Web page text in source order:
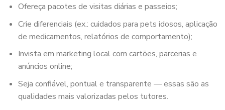
Ofereça pacotes de visitas diárias e passeios;
Crie diferenciais (ex.: cuidados para pets idosos, aplicação
de medicamentos, relatórios de comportamento);
Invista em marketing local com cartões, parcerias e
anúncios online;
Seja confiável, pontual e transparente — essas são as
qualidades mais valorizadas pelos tutores.